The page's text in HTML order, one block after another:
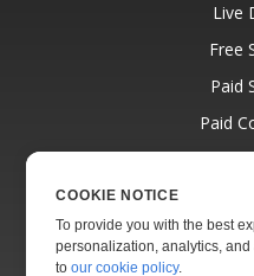
Live
Free
Paid
Paid
COOKIE NOTICE
To provide you with the best
personalization, analytics,
toour cookie policy.